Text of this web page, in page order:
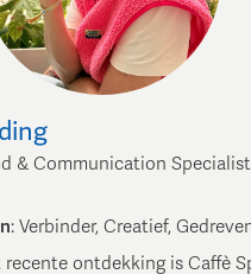
& Communication Specialist
: Verbinder, Creatief,
ontdekking is Caffè